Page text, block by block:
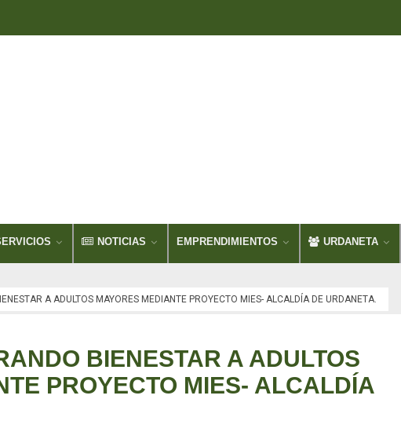
NOTICIAS EMPRENDIMIENTOS URDANETA
A ADULTOS MAYORES MEDIANTE PROYECTO MIES- ALCALDÍA DE URDANETA.
BIENESTAR A ADULTOS
PROYECTO MIES- ALCALDÍA